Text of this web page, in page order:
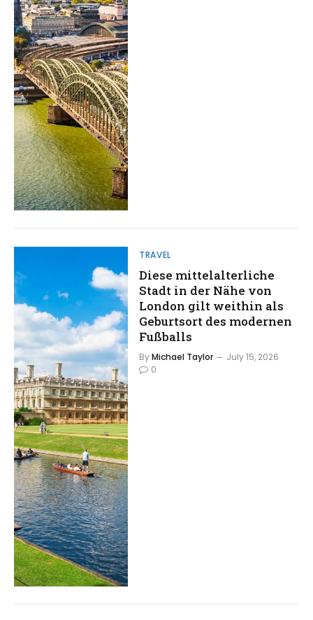
TRAVEL
Diese mittelalterliche
Stadt in der Nähe von
London gilt weithin als
Geburtsort des modernen
Fußballs
ByMichael Taylor
July 15, 2026
0